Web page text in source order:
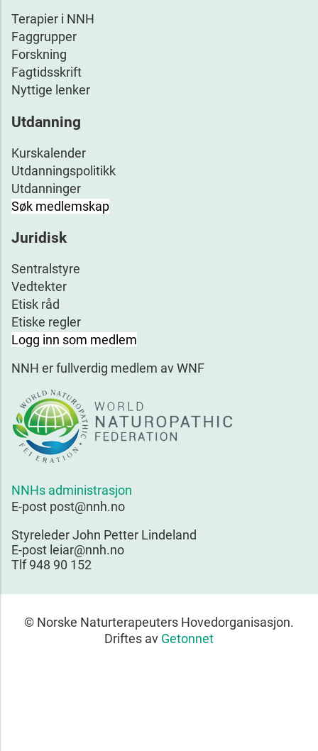
Terapier i NNH
Faggrupper
Forskning
Fagtidsskrift
Nyttige lenker
Utdanning
Kurskalender
Utdanningspolitikk
Utdanninger
Søk medlemskap
Juridisk
Sentralstyre
Vedtekter
Etisk råd
Etiske regler
Logg inn som medlem
NNH er fullverdig medlem av WNF
NNHs administrasjon
E-post post@nnh.no
Styreleder John Petter Lindeland
E-post leiar@nnh.no
Tlf 948 90 152
© Norske Naturterapeuters Hovedorganisasjon.
Driftes av Getonnet